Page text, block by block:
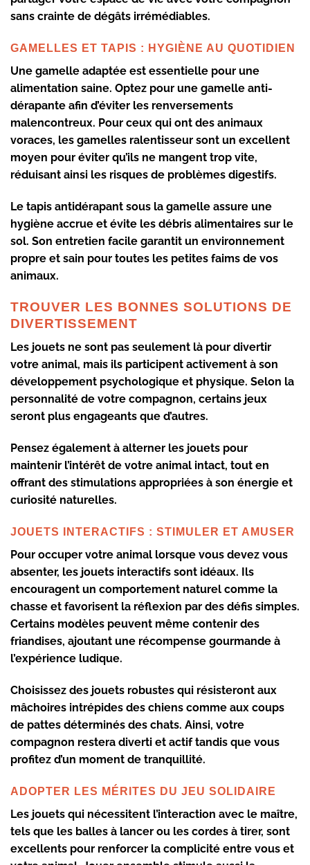
sans crainte de dégâts irrémédiables.
GAMELLES ET TAPIS : HYGIÈNE AU QUOTIDIEN
Une gamelle adaptée est essentielle pour une
alimentation saine. Optez pour une gamelle anti-
dérapante afin d’éviter les renversements
malencontreux. Pour ceux qui ont des animaux
voraces, les gamelles ralentisseur sont un excellent
moyen pour éviter qu’ils ne mangent trop vite,
réduisant ainsi les risques de problèmes digestifs.
Le tapis antidérapant sous la gamelle assure une
hygiène accrue et évite les débris alimentaires sur le
sol. Son entretien facile garantit un environnement
propre et sain pour toutes les petites faims de vos
animaux.
TROUVER LES BONNES SOLUTIONS DE
DIVERTISSEMENT
Les jouets ne sont pas seulement là pour divertir
votre animal, mais ils participent activement à son
développement psychologique et physique. Selon la
personnalité de votre compagnon, certains jeux
seront plus engageants que d’autres.
Pensez également à alterner les jouets pour
maintenir l’intérêt de votre animal intact, tout en
offrant des stimulations appropriées à son énergie et
curiosité naturelles.
JOUETS INTERACTIFS : STIMULER ET AMUSER
Pour occuper votre animal lorsque vous devez vous
absenter, les jouets interactifs sont idéaux. Ils
encouragent un comportement naturel comme la
chasse et favorisent la réflexion par des défis simples.
Certains modèles peuvent même contenir des
friandises, ajoutant une récompense gourmande à
l’expérience ludique.
Choisissez des jouets robustes qui résisteront aux
mâchoires intrépides des chiens comme aux coups
de pattes déterminés des chats. Ainsi, votre
compagnon restera diverti et actif tandis que vous
profitez d’un moment de tranquillité.
ADOPTER LES MÉRITES DU JEU SOLIDAIRE
Les jouets qui nécessitent l’interaction avec le maître,
tels que les balles à lancer ou les cordes à tirer, sont
excellents pour renforcer la complicité entre vous et